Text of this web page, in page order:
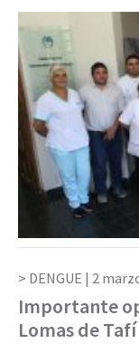
DENGUE | 2
Importante
Lomas de Tafí